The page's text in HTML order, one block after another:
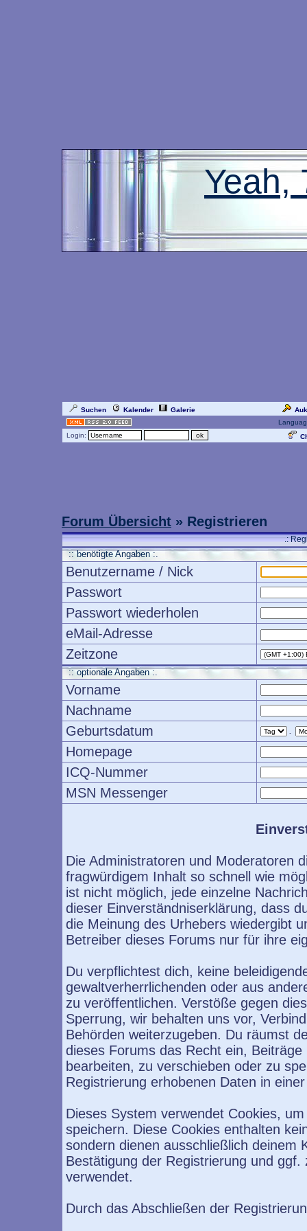
Yeah,
Suchen Kalender Galerie
Login:
Forum Übersicht » Registrieren
.:
:: benötigte Angaben :.
Benutzername / Nick
Passwort
Passwort wiederholen
eMail-Adresse
Zeitzone
:: optionale Angaben :.
Vorname
Nachname
Geburtsdatum
Homepage
ICQ-Nummer
MSN Messenger
Die Administratoren und Moderatoren
fragwürdigem Inhalt so schnell wie
ist nicht möglich, jede einzelne
dieser Einverständniserklärung, dass
die Meinung des Urhebers wiedergibt
Betreiber dieses Forums nur für ihre
Du verpflichtest dich, keine
gewaltverherrlichenden oder aus
zu veröffentlichen. Verstöße gegen
Sperrung, wir behalten uns vor,
Behörden weiterzugeben. Du räumst
dieses Forums das Recht ein,
bearbeiten, zu verschieben oder zu
Registrierung erhobenen Daten in
Dieses System verwendet Cookies,
speichern. Diese Cookies enthalten
sondern dienen ausschließlich deinem
Bestätigung der Registrierung und
verwendet.
Durch das Abschließen der